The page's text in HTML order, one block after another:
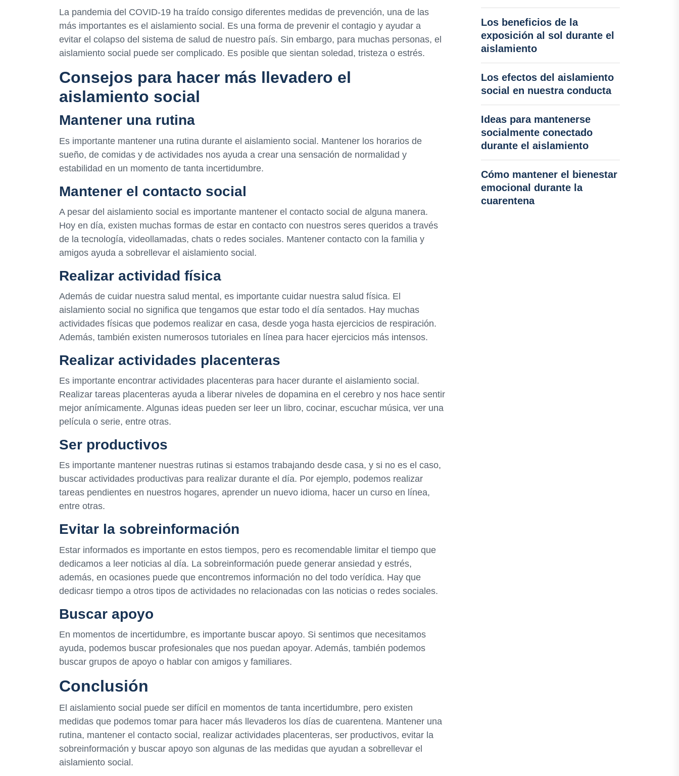
La pandemia del COVID-19 ha traído consigo diferentes medidas de prevención, una de las
más importantes es el aislamiento social. Es una forma de prevenir el contagio y ayudar a
evitar el colapso del sistema de salud de nuestro país. Sin embargo, para muchas personas, el
aislamiento social puede ser complicado. Es posible que sientan soledad, tristeza o estrés.
Consejos para hacer más llevadero el
aislamiento social
Mantener una rutina
Es importante mantener una rutina durante el aislamiento social. Mantener los horarios de
sueño, de comidas y de actividades nos ayuda a crear una sensación de normalidad y
estabilidad en un momento de tanta incertidumbre.
Mantener el contacto social
A pesar del aislamiento social es importante mantener el contacto social de alguna manera.
Hoy en día, existen muchas formas de estar en contacto con nuestros seres queridos a través
de la tecnología, videollamadas, chats o redes sociales. Mantener contacto con la familia y
amigos ayuda a sobrellevar el aislamiento social.
Realizar actividad física
Además de cuidar nuestra salud mental, es importante cuidar nuestra salud física. El
aislamiento social no significa que tengamos que estar todo el día sentados. Hay muchas
actividades físicas que podemos realizar en casa, desde yoga hasta ejercicios de respiración.
Además, también existen numerosos tutoriales en línea para hacer ejercicios más intensos.
Realizar actividades placenteras
Es importante encontrar actividades placenteras para hacer durante el aislamiento social.
Realizar tareas placenteras ayuda a liberar niveles de dopamina en el cerebro y nos hace sentir
mejor anímicamente. Algunas ideas pueden ser leer un libro, cocinar, escuchar música, ver una
película o serie, entre otras.
Ser productivos
Es importante mantener nuestras rutinas si estamos trabajando desde casa, y si no es el caso,
buscar actividades productivas para realizar durante el día. Por ejemplo, podemos realizar
tareas pendientes en nuestros hogares, aprender un nuevo idioma, hacer un curso en línea,
entre otras.
Evitar la sobreinformación
Estar informados es importante en estos tiempos, pero es recomendable limitar el tiempo que
dedicamos a leer noticias al día. La sobreinformación puede generar ansiedad y estrés,
además, en ocasiones puede que encontremos información no del todo verídica. Hay que
dedicasr tiempo a otros tipos de actividades no relacionadas con las noticias o redes sociales.
Buscar apoyo
En momentos de incertidumbre, es importante buscar apoyo. Si sentimos que necesitamos
ayuda, podemos buscar profesionales que nos puedan apoyar. Además, también podemos
buscar grupos de apoyo o hablar con amigos y familiares.
Conclusión
El aislamiento social puede ser difícil en momentos de tanta incertidumbre, pero existen
medidas que podemos tomar para hacer más llevaderos los días de cuarentena. Mantener una
rutina, mantener el contacto social, realizar actividades placenteras, ser productivos, evitar la
sobreinformación y buscar apoyo son algunas de las medidas que ayudan a sobrellevar el
aislamiento social.
Los beneficios de la
exposición al sol durante el
aislamiento
Los efectos del aislamiento
social en nuestra conducta
Ideas para mantenerse
socialmente conectado
durante el aislamiento
Cómo mantener el bienestar
emocional durante la
cuarentena